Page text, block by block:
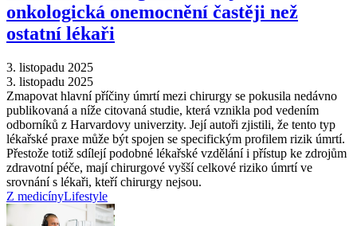
onkologická onemocnění častěji než
ostatní lékaři
3. listopadu 2025
3. listopadu 2025
Zmapovat hlavní příčiny úmrtí mezi chirurgy se pokusila nedávno
publikovaná a níže citovaná studie, která vznikla pod vedením
odborníků z Harvardovy univerzity. Její autoři zjistili, že tento typ
lékařské praxe může být spojen se specifickým profilem rizik úmrtí.
Přestože totiž sdílejí podobné lékařské vzdělání i přístup ke zdrojům
zdravotní péče, mají chirurgové vyšší celkové riziko úmrtí ve
srovnání s lékaři, kteří chirurgy nejsou.
Z medicínyLifestyle